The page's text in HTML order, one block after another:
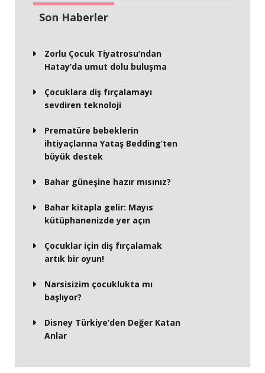
Son Haberler
Zorlu Çocuk Tiyatrosu’ndan
Hatay’da umut dolu buluşma
Çocuklara diş fırçalamayı
sevdiren teknoloji
Prematüre bebeklerin
ihtiyaçlarına Yataş Bedding’ten
büyük destek
Bahar güneşine hazır mısınız?
Bahar kitapla gelir: Mayıs
kütüphanenizde yer açın
Çocuklar için diş fırçalamak
artık bir oyun!
Narsisizim çocuklukta mı
başlıyor?
Disney Türkiye’den Değer Katan
Anlar